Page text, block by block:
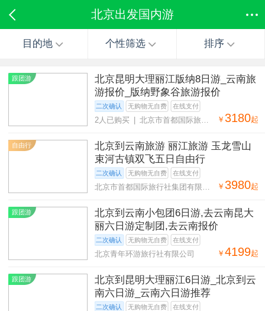
北京出发国内游
目的地 个性筛选 排序
跟团游
北京昆明大理丽江版纳8日游_云南旅
游报价_版纳野象谷旅游报价
二次确认 无购物无自费 在线支付
￥ 3180起
2人已购买 | 北京市首都国际旅行
自由行
北京到云南旅游 丽江旅游 玉龙雪山
束河古镇双飞五日自由行
二次确认 无购物无自费 在线支付
￥ 3980起
北京市首都国际旅行社集团有限公
跟团游
北京到云南小包团6日游,去云南昆大
丽六日游定制团,去云南报价
二次确认 无购物无自费 在线支付
￥ 4199起
北京青年环游旅行社有限公司
跟团游
北京到昆明大理丽江6日游_北京到云
南六日游_云南六日游推荐
二次确认 无购物无自费 在线支付